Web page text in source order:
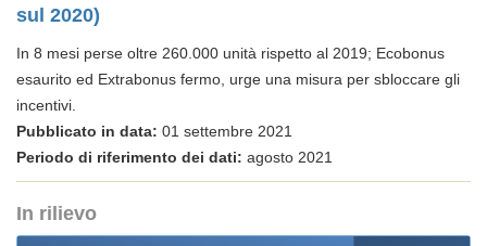
sul 2020)
In 8 mesi perse oltre 260.000 unità rispetto al 2019; Ecobonus
esaurito ed Extrabonus fermo, urge una misura per sbloccare gli
incentivi.
Pubblicato in data: 01 settembre 2021
Periodo di riferimento dei dati: agosto 2021
In rilievo